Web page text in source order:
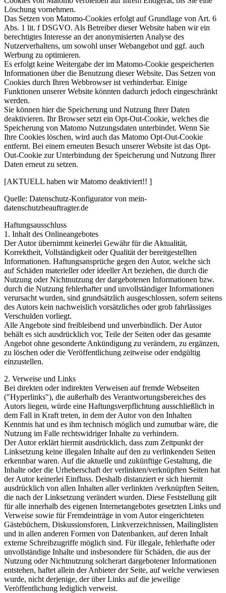
Löschung vornehmen.
Das Setzen von Matomo-Cookies erfolgt auf Grundlage von Art. 6
Abs. 1 lit. f DSGVO. Als Betreiber dieser Website haben wir ein
berechtigtes Interesse an der anonymisierten Analyse des
Nutzerverhaltens, um sowohl unser Webangebot und ggf. auch
Werbung zu optimieren.
Es erfolgt keine Weitergabe der im Matomo-Cookie gespeicherten
Informationen über die Benutzung dieser Website. Das Setzen von
Cookies durch Ihren Webbrowser ist verhinderbar. Einige
Funktionen unserer Website könnten dadurch jedoch eingeschränkt
werden.
Sie können hier die Speicherung und Nutzung Ihrer Daten
deaktivieren. Ihr Browser setzt ein Opt-Out-Cookie, welches die
Speicherung von Matomo Nutzungsdaten unterbindet. Wenn Sie
Ihre Cookies löschen, wird auch das Matomo Opt-Out-Cookie
entfernt. Bei einem erneuten Besuch unserer Website ist das Opt-
Out-Cookie zur Unterbindung der Speicherung und Nutzung Ihrer
Daten erneut zu setzen.
[AKTUELL haben wir Matomo deaktiviert!! ]
Quelle: Datenschutz-Konfigurator von mein-
datenschutzbeauftragter.de
Haftungsausschluss
1. Inhalt des Onlineangebotes
Der Autor übernimmt keinerlei Gewähr für die Aktualität,
Korrektheit, Vollständigkeit oder Qualität der bereitgestellten
Informationen. Haftungsansprüche gegen den Autor, welche sich
auf Schäden materieller oder ideeller Art beziehen, die durch die
Nutzung oder Nichtnutzung der dargebotenen Informationen bzw.
durch die Nutzung fehlerhafter und unvollständiger Informationen
verursacht wurden, sind grundsätzlich ausgeschlossen, sofern seitens
des Autors kein nachweislich vorsätzliches oder grob fahrlässiges
Verschulden vorliegt.
Alle Angebote sind freibleibend und unverbindlich. Der Autor
behält es sich ausdrücklich vor, Teile der Seiten oder das gesamte
Angebot ohne gesonderte Ankündigung zu verändern, zu ergänzen,
zu löschen oder die Veröffentlichung zeitweise oder endgültig
einzustellen.
2. Verweise und Links
Bei direkten oder indirekten Verweisen auf fremde Webseiten
("Hyperlinks"), die außerhalb des Verantwortungsbereiches des
Autors liegen, würde eine Haftungsverpflichtung ausschließlich in
dem Fall in Kraft treten, in dem der Autor von den Inhalten
Kenntnis hat und es ihm technisch möglich und zumutbar wäre, die
Nutzung im Falle rechtswidriger Inhalte zu verhindern.
Der Autor erklärt hiermit ausdrücklich, dass zum Zeitpunkt der
Linksetzung keine illegalen Inhalte auf den zu verlinkenden Seiten
erkennbar waren. Auf die aktuelle und zukünftige Gestaltung, die
Inhalte oder die Urheberschaft der verlinkten/verknüpften Seiten hat
der Autor keinerlei Einfluss. Deshalb distanziert er sich hiermit
ausdrücklich von allen Inhalten aller verlinkten /verknüpften Seiten,
die nach der Linksetzung verändert wurden. Diese Feststellung gilt
für alle innerhalb des eigenen Internetangebotes gesetzten Links und
Verweise sowie für Fremdeinträge in vom Autor eingerichteten
Gästebüchern, Diskussionsforen, Linkverzeichnissen, Mailinglisten
und in allen anderen Formen von Datenbanken, auf deren Inhalt
externe Schreibzugriffe möglich sind. Für illegale, fehlerhafte oder
unvollständige Inhalte und insbesondere für Schäden, die aus der
Nutzung oder Nichtnutzung solcherart dargebotener Informationen
entstehen, haftet allein der Anbieter der Seite, auf welche verwiesen
wurde, nicht derjenige, der über Links auf die jeweilige
Veröffentlichung lediglich verweist.